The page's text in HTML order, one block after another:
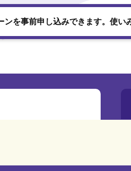
を事前申し込みできます。使い